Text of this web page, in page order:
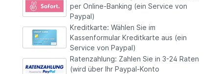
per Online-Banking (ein Service von
Paypal)
Kreditkarte: Wählen Sie im
Kassenformular Kreditkarte aus (ein
Service von Paypal)
Ratenzahlung: Zahlen Sie in 3-24 Raten
(wird über Ihr Paypal-Konto